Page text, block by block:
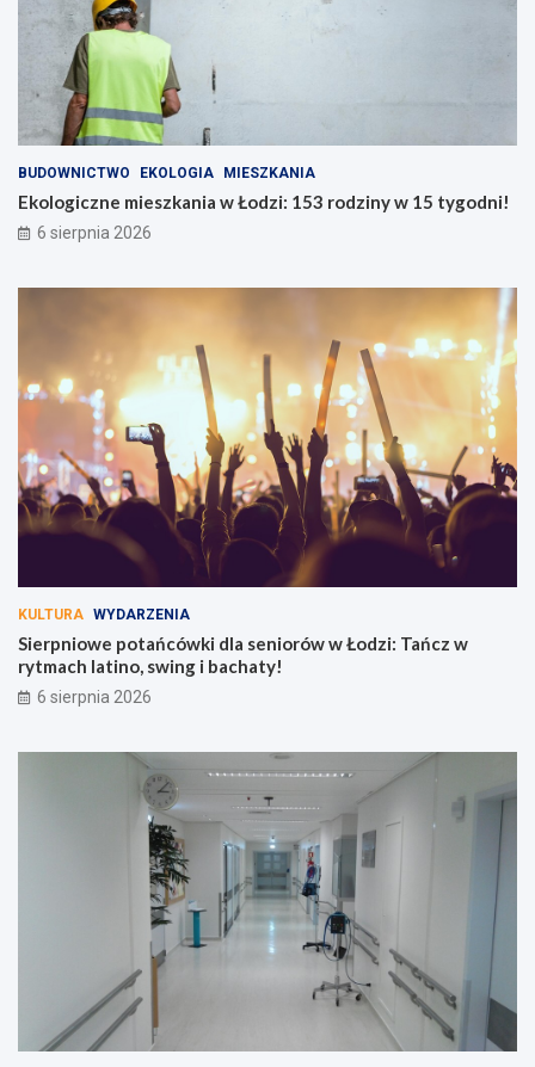
BUDOWNICTWO EKOLOGIA MIESZKANIA
Ekologiczne mieszkania w Łodzi: 153 rodziny w 15 tygodni!
6 sierpnia 2026
KULTURA WYDARZENIA
Sierpniowe potańcówki dla seniorów w Łodzi: Tańcz w
rytmach latino, swing i bachaty!
6 sierpnia 2026